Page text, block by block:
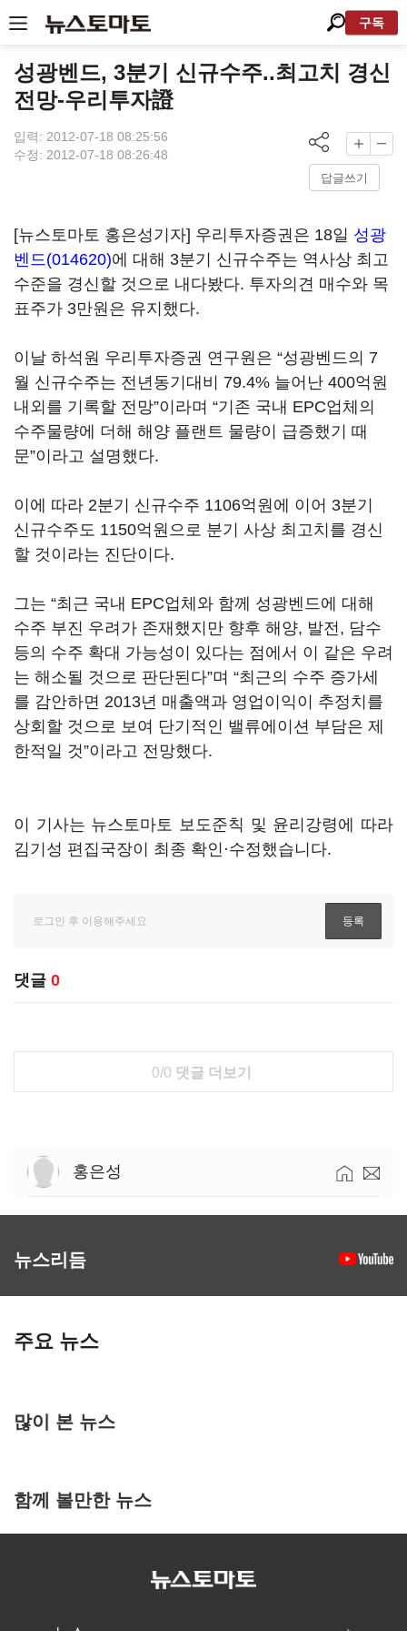
구독
성광벤드, 3분기 신규수주..최고치 경신
전망-우리투자證
입력: 2012-07-18 08:25:56
수정: 2012-07-18 08:26:48
답글쓰기
[뉴스토마토 홍은성기자] 우리투자증권은 18일 성광
벤드(014620)에 대해 3분기 신규수주는 역사상 최고
수준을 경신할 것으로 내다봤다. 투자의견 매수와 목
표주가 3만원은 유지했다.
이날 하석원 우리투자증권 연구원은 “성광벤드의 7
월 신규수주는 전년동기대비 79.4% 늘어난 400억원
내외를 기록할 전망”이라며 “기존 국내 EPC업체의
수주물량에 더해 해양 플랜트 물량이 급증했기 때
문”이라고 설명했다.
이에 따라 2분기 신규수주 1106억원에 이어 3분기
신규수주도 1150억원으로 분기 사상 최고치를 경신
할 것이라는 진단이다.
그는 “최근 국내 EPC업체와 함께 성광벤드에 대해
수주 부진 우려가 존재했지만 향후 해양, 발전, 담수
등의 수주 확대 가능성이 있다는 점에서 이 같은 우려
는 해소될 것으로 판단된다”며 “최근의 수주 증가세
를 감안하면 2013년 매출액과 영업이익이 추정치를
상회할 것으로 보여 단기적인 밸류에이션 부담은 제
한적일 것”이라고 전망했다.
이 기사는 뉴스토마토 보도준칙 및 윤리강령에 따라
김기성 편집국장이 최종 확인·수정했습니다.
댓글 0
0/0 댓글 더보기
홍은성
뉴스리듬
주요 뉴스
많이 본 뉴스
함께 볼만한 뉴스